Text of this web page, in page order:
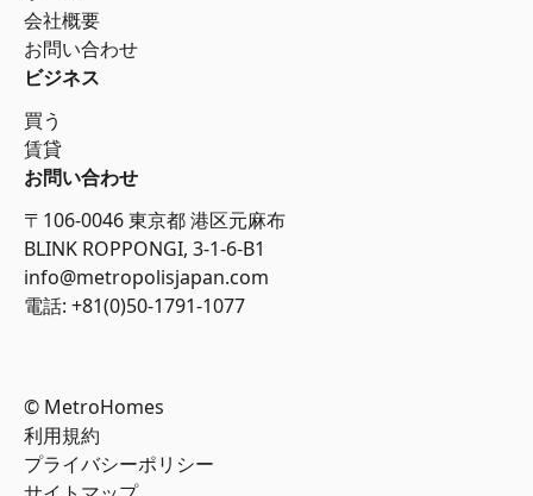
会社概要
お問い合わせ
ビジネス
買う
賃貸
お問い合わせ
〒106-0046 東京都 港区元麻布
BLINK ROPPONGI, 3-1-6-B1
info@metropolisjapan.com
電話: +81(0)50-1791-1077
© MetroHomes
利用規約
プライバシーポリシー